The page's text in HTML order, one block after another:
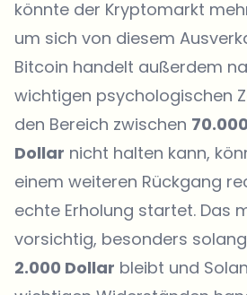
könnte der Kryptomarkt
um sich von diesem
Bitcoin handelt außerdem
wichtigen psychologischen
den Bereich zwischen
Dollar nicht halten kann,
einem weiteren Rückgang
echte Erholung startet. Das
vorsichtig, besonders
2.000 Dollar bleibt und